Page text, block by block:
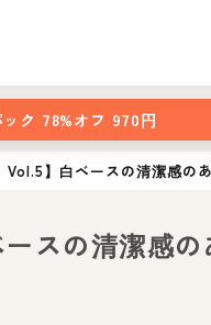
ク 78%オフ 970円
Vol.5】白ベースの清潔感の
ースの清潔感の